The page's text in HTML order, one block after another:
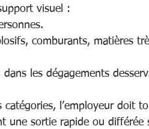
visuel :
comburants, matières
les dégagements
catégories, l’employeur doit
une sortie rapide ou différée